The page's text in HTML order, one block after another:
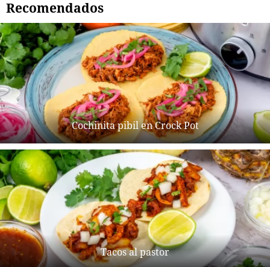
Recomendados
Cochinita pibil en Crock Pot
Tacos al pastor